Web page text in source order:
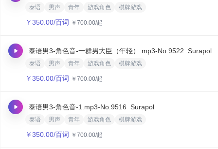
泰语 男声 青年 游戏角色 棋牌游戏
￥350.00/百词 ￥ 700.00/起
泰语男3-角色音-一群男大臣（年轻）.mp3-No.9522 Surapol
泰语 男声 青年 游戏角色 棋牌游戏
￥350.00/百词 ￥ 700.00/起
泰语男3-角色音-1.mp3-No.9516 Surapol
泰语 男声 青年 游戏角色 棋牌游戏
￥350.00/百词 ￥ 700.00/起